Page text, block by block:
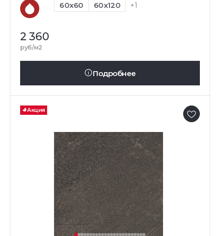
60x60 60x120 +1
2 360
руб/м2
Подробнее
Акция